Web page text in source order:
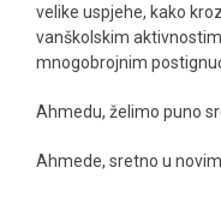
velike uspjehe, kako
vanškolskim
mnogobrojnim
Ahmedu, želimo puno
Ahmede, sretno u